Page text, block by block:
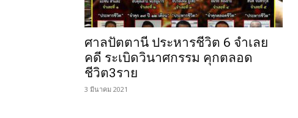
ศาลปัตตานี ประหารชีวิต 6 จำเลย
คดี ระเบิดวินาศกรรม คุกตลอด
ชีวิต3ราย
3 มีนาคม 2021